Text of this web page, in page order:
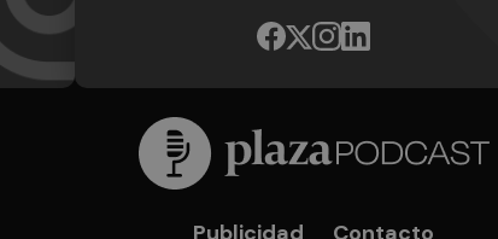
Publicidad Contacto